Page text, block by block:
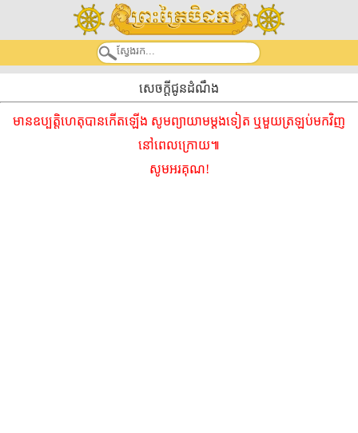
សេចក្តីជូនដំណឹង
មានឧប្បត្តិហេតុបានកើតឡើង សូមព្យាយាមម្ដងទៀត ឬមួយត្រឡប់មកវិញ
នៅពេលក្រោយ៕
សូមអរគុណ!